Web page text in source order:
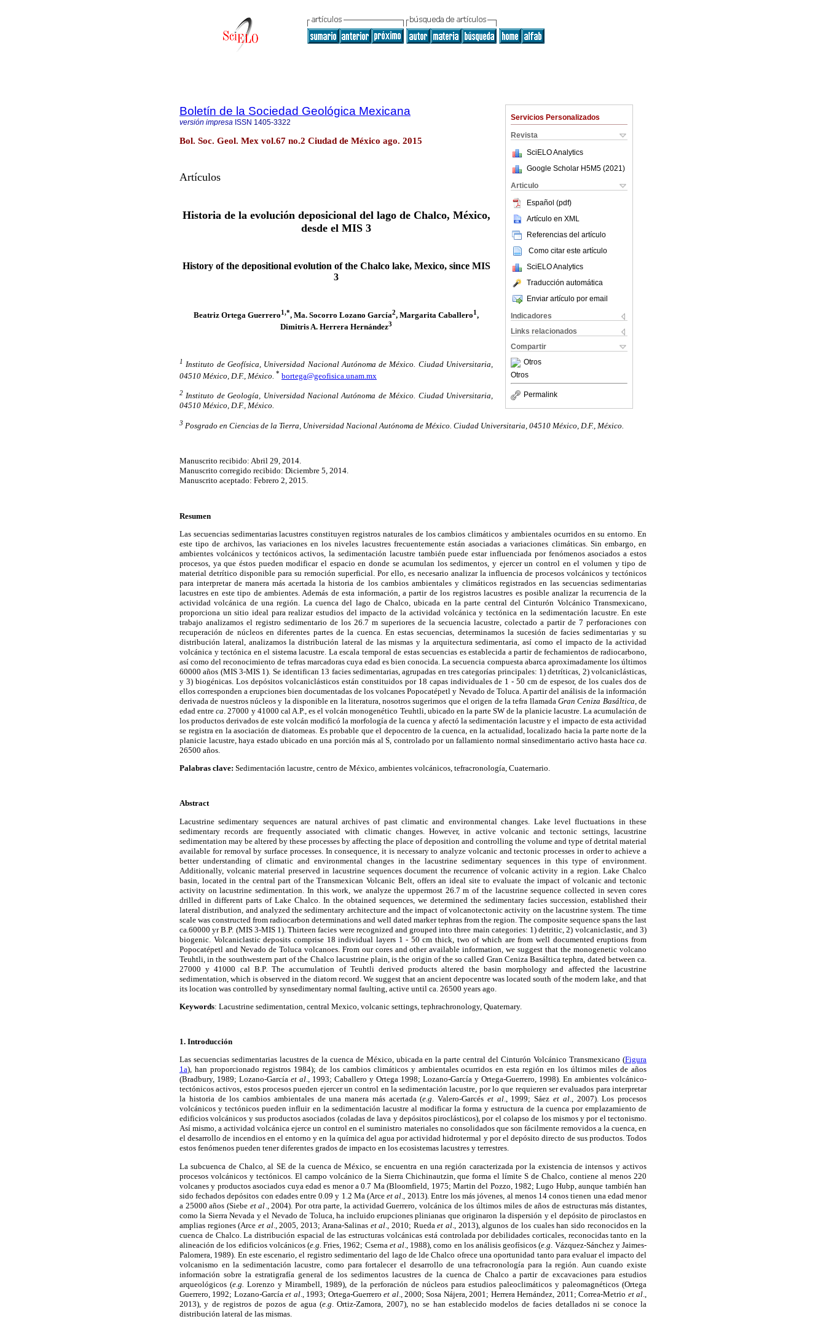
Servicios Personalizados
Revista
SciELO Analytics
Google Scholar H5M5 (2021 )
Articulo
Español (pdf)
Artículo en XML
Referencias del artículo
Como citar este artículo
SciELO Analytics
Traducción automática
Enviar artículo por email
Indicadores
Links relacionados
Compartir
Otros
Otros
Permalink
Boletín de la Sociedad Geológica Mexicana
versión impresa ISSN 1405-3322
Bol. Soc. Geol. Mex vol.67 no.2 Ciudad de México ago. 2015
Artículos
Historia de la evolución deposicional del lago de Chalco, México,
desde el MIS 3
History of the depositional evolution of the Chalco lake, Mexico, since MIS
3
Beatriz Ortega Guerrero1,*, Ma. Socorro Lozano García2, Margarita Caballero1,
Dimitris A. Herrera Hernández3
1 Instituto de Geofísica, Universidad Nacional Autónoma de México. Ciudad Universitaria,
04510 México, D.F., México. * bortega@geofisica.unam.mx
2 Instituto de Geología, Universidad Nacional Autónoma de México. Ciudad Universitaria,
04510 México, D.F., México.
3 Posgrado en Ciencias de la Tierra, Universidad Nacional Autónoma de México. Ciudad Universitaria, 04510 México, D.F., México.
Manuscrito recibido: Abril 29, 2014.
Manuscrito corregido recibido: Diciembre 5, 2014.
Manuscrito aceptado: Febrero 2, 2015.
Resumen
Las secuencias sedimentarias lacustres constituyen registros naturales de los cambios climáticos y ambientales ocurridos en su entorno. En
este tipo de archivos, las variaciones en los niveles lacustres frecuentemente están asociadas a variaciones climáticas. Sin embargo, en
ambientes volcánicos y tectónicos activos, la sedimentación lacustre también puede estar influenciada por fenómenos asociados a estos
procesos, ya que éstos pueden modificar el espacio en donde se acumulan los sedimentos, y ejercer un control en el volumen y tipo de
material detrítico disponible para su remoción superficial. Por ello, es necesario analizar la influencia de procesos volcánicos y tectónicos
para interpretar de manera más acertada la historia de los cambios ambientales y climáticos registrados en las secuencias sedimentarias
lacustres en este tipo de ambientes. Además de esta información, a partir de los registros lacustres es posible analizar la recurrencia de la
actividad volcánica de una región. La cuenca del lago de Chalco, ubicada en la parte central del Cinturón Volcánico Transmexicano,
proporciona un sitio ideal para realizar estudios del impacto de la actividad volcánica y tectónica en la sedimentación lacustre. En este
trabajo analizamos el registro sedimentario de los 26.7 m superiores de la secuencia lacustre, colectado a partir de 7 perforaciones con
recuperación de núcleos en diferentes partes de la cuenca. En estas secuencias, determinamos la sucesión de facies sedimentarias y su
distribución lateral, analizamos la distribución lateral de las mismas y la arquitectura sedimentaria, así como el impacto de la actividad
volcánica y tectónica en el sistema lacustre. La escala temporal de estas secuencias es establecida a partir de fechamientos de radiocarbono,
así como del reconocimiento de tefras marcadoras cuya edad es bien conocida. La secuencia compuesta abarca aproximadamente los últimos
60000 años (MIS 3-MIS 1). Se identifican 13 facies sedimentarias, agrupadas en tres categorías principales: 1) detríticas, 2) volcaniclásticas,
y 3) biogénicas. Los depósitos volcaniclásticos están constituidos por 18 capas individuales de 1 - 50 cm de espesor, de los cuales dos de
ellos corresponden a erupciones bien documentadas de los volcanes Popocatépetl y Nevado de Toluca. A partir del análisis de la información
derivada de nuestros núcleos y la disponible en la literatura, nosotros sugerimos que el origen de la tefra llamadaGran Ceniza Basáltica , de
edad entreca . 27000 y 41000 cal A.P., es el volcán monogenético Teuhtli, ubicado en la parte SW de la planicie lacustre. La acumulación de
los productos derivados de este volcán modificó la morfología de la cuenca y afectó la sedimentación lacustre y el impacto de esta actividad
se registra en la asociación de diatomeas. Es probable que el depocentro de la cuenca, en la actualidad, localizado hacia la parte norte de la
planicie lacustre, haya estado ubicado en una porción más al S, controlado por un fallamiento normal sinsedimentario activo hasta hace ca
26500 años.
Palabras clave: Sedimentación lacustre, centro de México, ambientes volcánicos, tefracronología, Cuaternario.
Abstract
Lacustrine sedimentary sequences are natural archives of past climatic and environmental changes. Lake level fluctuations in these
sedimentary records are frequently associated with climatic changes. However, in active volcanic and tectonic settings, lacustrine
sedimentation may be altered by these processes by affecting the place of deposition and controlling the volume and type of detrital material
available for removal by surface processes. In consequence, it is necessary to analyze volcanic and tectonic processes in order to achieve a
better understanding of climatic and environmental changes in the lacustrine sedimentary sequences in this type of environment.
Additionally, volcanic material preserved in lacustrine sequences document the recurrence of volcanic activity in a region. Lake Chalco
basin, located in the central part of the Transmexican Volcanic Belt, offers an ideal site to evaluate the impact of volcanic and tectonic
activity on lacustrine sedimentation. In this work, we analyze the uppermost 26.7 m of the lacustrine sequence collected in seven cores
drilled in different parts of Lake Chalco. In the obtained sequences, we determined the sedimentary facies succession, established their
lateral distribution, and analyzed the sedimentary architecture and the impact of volcanotectonic activity on the lacustrine system. The time
scale was constructed from radiocarbon determinations and well dated marker tephras from the region. The composite sequence spans the last
ca.60000 yr B.P. (MIS 3-MIS 1). Thirteen facies were recognized and grouped into three main categories: 1) detritic, 2) volcaniclastic, and 3)
biogenic. Volcaniclastic deposits comprise 18 individual layers 1 - 50 cm thick, two of which are from well documented eruptions from
Popocatépetl and Nevado de Toluca volcanoes. From our cores and other available information, we suggest that the monogenetic volcano
Teuhtli, in the southwestern part of the Chalco lacustrine plain, is the origin of the so called Gran Ceniza Basáltica tephra, dated between ca.
27000 y 41000 cal B.P. The accumulation of Teuhtli derived products altered the basin morphology and affected the lacustrine
sedimentation, which is observed in the diatom record. We suggest that an ancient depocentre was located south of the modern lake, and that
its location was controlled by synsedimentary normal faulting, active until ca. 26500 years ago.
Keywords: Lacustrine sedimentation, central Mexico, volcanic settings, tephrachronology, Quaternary.
1. Introducción
Las secuencias sedimentarias lacustres de la cuenca de México, ubicada en la parte central del Cinturón Volcánico Transmexicano (Figura
1a), han proporcionado registros 1984); de los cambios climáticos y ambientales ocurridos en esta región en los últimos miles de años
(Bradbury, 1989; Lozano-García et al., 1993; Caballero y Ortega 1998; Lozano-García y Ortega-Guerrero, 1998). En ambientes volcánico-
tectónicos activos, estos procesos pueden ejercer un control en la sedimentación lacustre, por lo que requieren ser evaluados para interpretar
la historia de los cambios ambientales de una manera más acertada (e.g. Valero-Garcés et al., 1999; Sáez et al., 2007). Los procesos
volcánicos y tectónicos pueden influir en la sedimentación lacustre al modificar la forma y estructura de la cuenca por emplazamiento de
edificios volcánicos y sus productos asociados (coladas de lava y depósitos piroclásticos), por el colapso de los mismos y por el tectonismo.
Así mismo, a actividad volcánica ejerce un control en el suministro materiales no consolidados que son fácilmente removidos a la cuenca, en
el desarrollo de incendios en el entorno y en la química del agua por actividad hidrotermal y por el depósito directo de sus productos. Todos
estos fenómenos pueden tener diferentes grados de impacto en los ecosistemas lacustres y terrestres.
La subcuenca de Chalco, al SE de la cuenca de México, se encuentra en una región caracterizada por la existencia de intensos y activos
procesos volcánicos y tectónicos. El campo volcánico de la Sierra Chichinautzin, que forma el límite S de Chalco, contiene al menos 220
volcanes y productos asociados cuya edad es menor a 0.7 Ma (Bloomfield, 1975; Martin del Pozzo, 1982; Lugo Hubp, aunque también han
sido fechados depósitos con edades entre 0.09 y 1.2 Ma (Arceet al ., 2013). Entre los más jóvenes, al menos 14 conos tienen una edad menor
a 25000 años (Siebe et al ., 2004). Por otra parte, la actividad Guerrero, volcánica de los últimos miles de años de estructuras más distantes,
como la Sierra Nevada y el Nevado de Toluca, ha incluido erupciones plinianas que originaron la dispersión y el depósito de piroclastos en
amplias regiones (Arceet al., 2005, 2013; Arana-Salinas et al ., 2010; Ruedaet al ., 2013), algunos de los cuales han sido reconocidos en la
cuenca de Chalco. La distribución espacial de las estructuras volcánicas está controlada por debilidades corticales, reconocidas tanto en la
alineación de los edificios volcánicos (e.g. Fries, 1962; Cserna et al ., 1988), como en los análisis geofísicos (e.g . Vázquez-Sánchez y Jaimes-
Palomera, 1989). En este escenario, el registro sedimentario del lago de lde Chalco ofrece una oportunidad tanto para evaluar el impacto del
volcanismo en la sedimentación lacustre, como para fortalecer el desarrollo de una tefracronología para la región. Aun cuando existe
información sobre la estratigrafía general de los sedimentos lacustres de la cuenca de Chalco a partir de excavaciones para estudios
arqueológicos (e.g. Lorenzo y Mirambell, 1989), de la perforación de núcleos para estudios paleoclimáticos y paleomagnéticos (Ortega
Guerrero, 1992; Lozano-Garcíaet al., 1993; Ortega-Guerreroet al., 2000; Sosa Nájera, 2001; Herrera Hernández, 2011; Correa-Metrio et al
2013), y de registros de pozos de agua (e.g . Ortiz-Zamora, 2007), no se han establecido modelos de facies detallados ni se conoce la
distribución lateral de las mismas.